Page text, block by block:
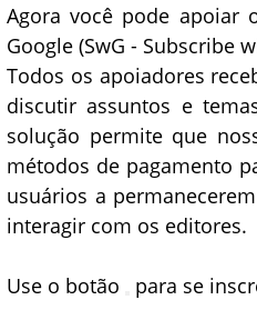
Agora você pode apoiar
Google (SwG - Subscribe
Todos os apoiadores
discutir assuntos e
solução permite que
métodos de pagamento
usuários a
interagir com os editores.
Use o botão para se